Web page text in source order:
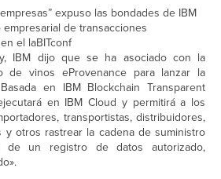
expuso las bondades de IBM
de transacciones
el laBITconf
IBM dijo que se ha asociado con la
de vinos eProvenance para lanzar la
en IBM Blockchain Transparent
en IBM Cloud y permitirá a los
transportistas, distribuidores,
y otros rastrear la cadena de suministro
de un registro de datos autorizado,